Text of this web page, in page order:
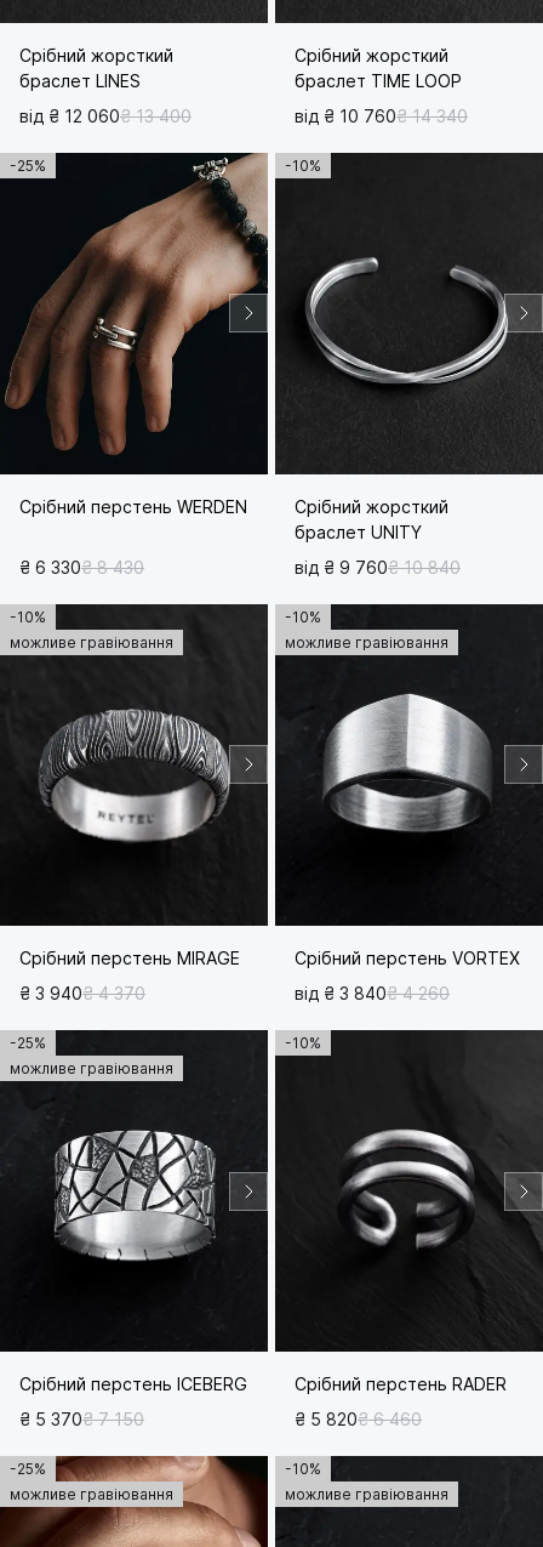
Срібний жорсткий
браслет LINES
від ₴ 12 060₴ 13 400
Срібний жорсткий
браслет TIME LOOP
від ₴ 10 760₴ 14 340
-25%
Срібний перстень WERDEN
₴ 6 330₴ 8 430
-10%
Срібний жорсткий
браслет UNITY
від ₴ 9 760₴ 10 840
-10%
можливе гравіювання
Срібний перстень MIRAGE
₴ 3 940₴ 4 370
-10%
можливе гравіювання
Срібний перстень VORTEX
від ₴ 3 840₴ 4 260
-25%
можливе гравіювання
Срібний перстень ICEBERG
₴ 5 370₴ 7 150
-10%
Срібний перстень RADER
₴ 5 820₴ 6 460
-25%
можливе гравіювання
-10%
можливе гравіювання